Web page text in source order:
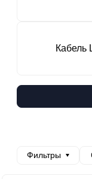
Кабель
Фильтры